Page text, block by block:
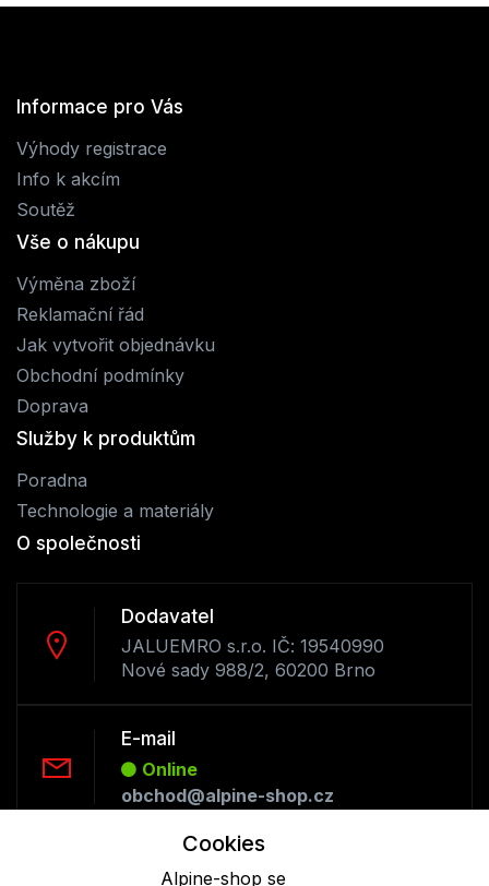
Informace pro Vás
Výhody registrace
Info k akcím
Soutěž
Vše o nákupu
Výměna zboží
Reklamační řád
Jak vytvořit objednávku
Obchodní podmínky
Doprava
Služby k produktům
Poradna
Technologie a materiály
O společnosti
Dodavatel
JALUEMRO s.r.o. IČ: 19540990
Nové sady 988/2, 60200 Brno
E-mail
Online
obchod@alpine-shop.cz
Cookies
Alpine-shop se